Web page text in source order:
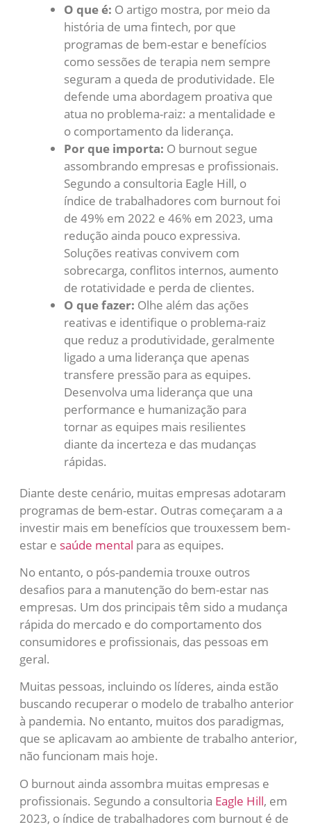
O que é: O artigo mostra, por meio da
história de uma fintech, por que
programas de bem-estar e benefícios
como sessões de terapia nem sempre
seguram a queda de produtividade. Ele
defende uma abordagem proativa que
atua no problema-raiz: a mentalidade e
o comportamento da liderança.
Por que importa: O burnout segue
assombrando empresas e profissionais.
Segundo a consultoria Eagle Hill, o
índice de trabalhadores com burnout foi
de 49% em 2022 e 46% em 2023, uma
redução ainda pouco expressiva.
Soluções reativas convivem com
sobrecarga, conflitos internos, aumento
de rotatividade e perda de clientes.
O que fazer: Olhe além das ações
reativas e identifique o problema-raiz
que reduz a produtividade, geralmente
ligado a uma liderança que apenas
transfere pressão para as equipes.
Desenvolva uma liderança que una
performance e humanização para
tornar as equipes mais resilientes
diante da incerteza e das mudanças
rápidas.
Diante deste cenário, muitas empresas adotaram
programas de bem-estar. Outras começaram a a
investir mais em benefícios que trouxessem bem-
estar e saúde mental para as equipes.
No entanto, o pós-pandemia trouxe outros
desafios para a manutenção do bem-estar nas
empresas. Um dos principais têm sido a mudança
rápida do mercado e do comportamento dos
consumidores e profissionais, das pessoas em
geral.
Muitas pessoas, incluindo os líderes, ainda estão
buscando recuperar o modelo de trabalho anterior
à pandemia. No entanto, muitos dos paradigmas,
que se aplicavam ao ambiente de trabalho anterior,
não funcionam mais hoje.
O burnout ainda assombra muitas empresas e
profissionais. Segundo a consultoria Eagle Hill, em
2023, o índice de trabalhadores com burnout é de